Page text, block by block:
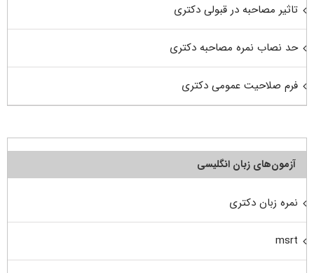
تاثیر مصاحبه در قبولی دکتری
حد نصاب نمره مصاحبه دکتری
فرم صلاحیت عمومی دکتری
آزمون‌های زبان انگلیسی
نمره زبان دکتری
msrt